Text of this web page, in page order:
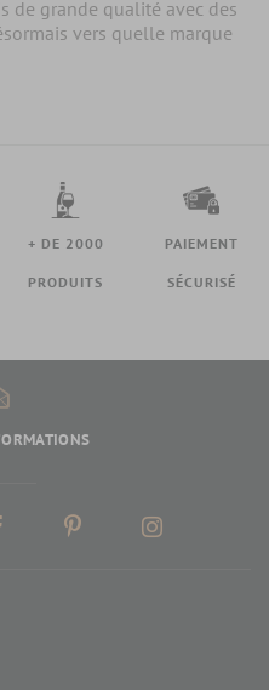
de grande qualité avec des
vers quelle marque
+ DE 2000
PRODUITS
PAIEMENT
SÉCURISÉ